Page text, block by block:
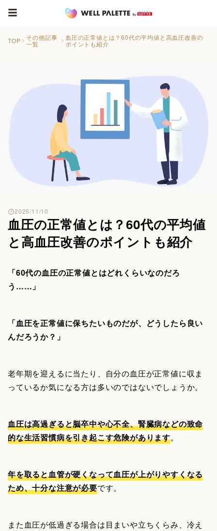
TOP
その他記事
一覧
血圧の正常値とは？60代の平均値と高血圧改善の
ポイントも紹介
血圧の正常値とは？60代の平均値
と高血圧改善のポイントも紹介
2025/11/10
「60代の血圧の正常値とはどれくらいなのだろ
う……」
「血圧を正常値に保ちたいものだが、どうしたら良い
んだろうか？」
老年期を迎えるに当たり、自分の血圧が正常値に収ま
っているか気になる方は多いのではないでしょうか。
血圧は高過ぎると脳卒中や心不全、腎臓病などの致命
的な生活習慣病を引き起こす危険があります。
年を取ると血管が硬くなって血圧が上がりやすくなる
ため、十分な注意が必要です。
また血圧が低過ぎる場合は目まいや立ちくらみ、冷え